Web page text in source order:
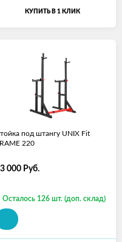
КУПИТЬ В 1 КЛИК
под штангу UNIX Fit
220
000 Руб.
Осталось 126 шт. (доп. склад)